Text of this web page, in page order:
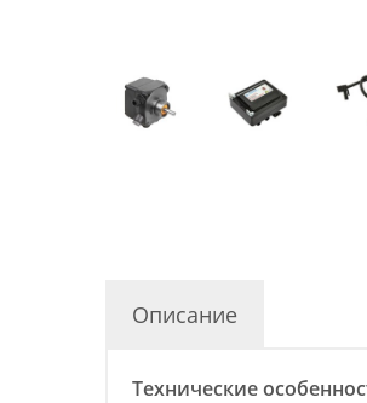
Описание
Технические